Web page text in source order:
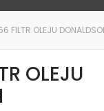
FILTR OLEJU
OLEJU